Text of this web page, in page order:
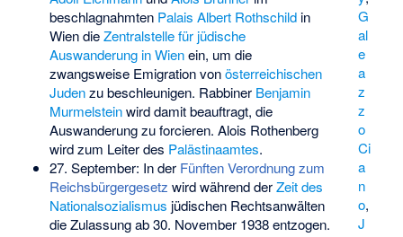
G
al
e
a
z
z
o
Ci
a
n
o,
J
beschlagnahmten Palais Albert Rothschildin
Wien dieZentralstelle für jüdische
Auswanderung in Wienein, um die
zwangsweise Emigration vonösterreichischen
Judenzu beschleunigen. Rabbiner Benjamin
Murmelsteinwird damit beauftragt, die
Auswanderung zu forcieren. Alois Rothenberg
wird zum Leiter des Palästinaamtes.
27. September: In der Fünften Verordnung zum
Reichsbürgergesetz wird während derZeit des
Nationalsozialismus jüdischen Rechtsanwälten
die Zulassung ab 30. November 1938 entzogen.